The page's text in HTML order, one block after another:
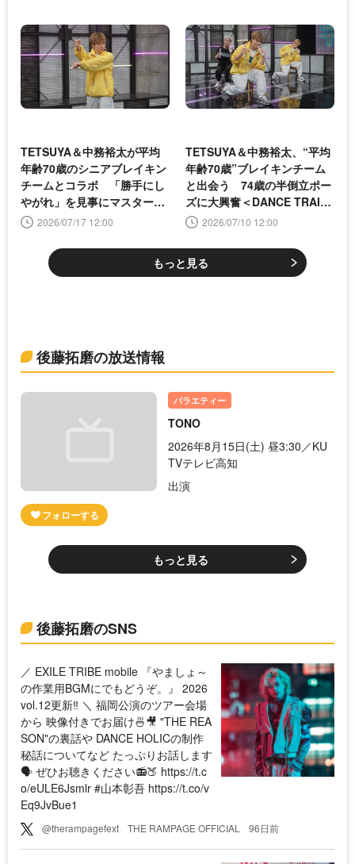
TETSUYA＆中務裕太が平均
年齢70歳のシニアブレイキン
チームとコラボ 「勝手にし
やがれ」を見事にマスター＜
DANCE TRAIN＞
2026/07/17 12:00
TETSUYA＆中務裕太、“平均
年齢70歳”ブレイキンチーム
と出会う 74歳の半倒立ポー
ズに大興奮＜DANCE TRAIN
＞ 2026/07/10 12:00
もっと見る
後藤拓磨の放送情報
バラエティー
TONO
2026年8月15日(土) 昼3:30／KU
TVテレビ高知
出演
もっと見る
後藤拓磨のSNS
／ EXILE TRIBE mobile 『やましょ～
の作業用BGMにでもどうぞ。』 2026
vol.12更新‼️ ＼ 福岡公演のツアー会場
から 映像付きでお届け🍜🎥 "THE REA
SON"の裏話や DANCE HOLICの制作
秘話についてなど たっぷりお話します
🗣️ ぜひお聴きください📻🍑 https://t.c
o/eULE6Jsmlr #山本彰吾 https://t.co/v
Eq9JvBue1
@therampagefext THE RAMPAGE OFFICIAL 96日前